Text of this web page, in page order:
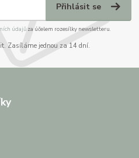
Přihlásit se
údajůza účelem rozesílky newsletteru.
Zasíláme jednou za 14 dní.